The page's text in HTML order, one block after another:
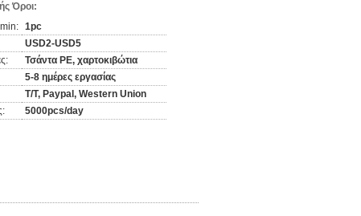
Όροι:
1pc
USD2-USD5
Τσάντα PE, χαρτοκιβώτια
5-8 ημέρες εργασίας
T/T, Paypal, Western Union
5000pcs/day